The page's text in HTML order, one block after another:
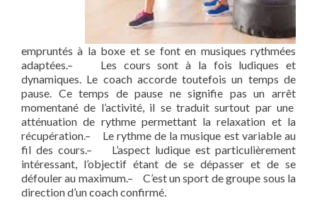
empruntés à la boxe et se font en musiques rythmées
adaptées.– Les cours sont à la fois ludiques et
dynamiques. Le coach accorde toutefois un temps de
pause. Ce temps de pause ne signifie pas un arrêt
momentané de l’activité, il se traduit surtout par une
atténuation de rythme permettant la relaxation et la
récupération.– Le rythme de la musique est variable au
fil des cours.– L’aspect ludique est particulièrement
intéressant, l’objectif étant de se dépasser et de se
défouler au maximum.– C’est un sport de groupe sous la
direction d’un coach confirmé.